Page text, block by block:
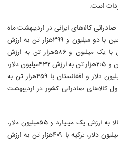
کالاهای ایرانی در اردیبهشت ماه
۱۴۰۰ گفت : در دومین ماه سال، چین با دو میلیون و ۳۹۹هزار تن به ارزش
یک میلیارد و ۸۹میلیون دلار، عراق با یک میلیون و ۵۸۶هزار تن به ارزش
۵۲۵میلیون دلار، اماران با یک میلیون و ۲۰۵هزار تن به ارزش ۴۳۲میلیون دلار،
ترکیه با ۱۹۳هزار تن به ارزش ۲۱۱میلیون دلار و افغانستان با ۴۵۹هزار تن به
اول کالاهای صادراتی کشور در اردیبهشت
وی افزود: امارات با ۹۵۳هزار تن کالا به ارزش یک میلیارد و ۵۵میلیون دلار،
چین با ۲۴۰هزار تن به ارزش ۸۳۲میلیون دلار، ترکیه با ۴۰۹هزار تن به ارزش